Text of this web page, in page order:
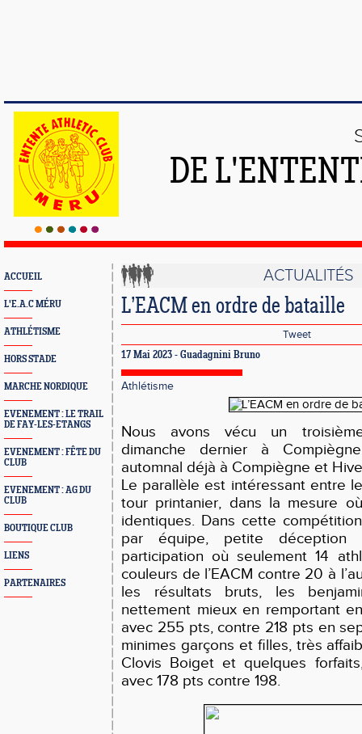
DE
ACCUEIL
L'E.A.C MÉRU
ATHLÉTISME
HORS STADE
MARCHE NORDIQUE
EVENEMENT : LE TRAIL
DE FAY-LES-ETANGS
EVENEMENT : FÊTE DU
CLUB
EVENEMENT : AG DU
CLUB
BOUTIQUE CLUB
LIENS
PARTENAIRES
ACTUALITÉS
L’EACM en ordre de bataille
Tweet
17 Mai 2023 - Guadagnini Bruno
Athlétisme
Nous avons vécu un
dimanche dernier à
automnal déjà à Compiègne et
Le parallèle est intéressant entre
tour printanier, dans la mesure
identiques. Dans cette
par équipe, petite
participation où seulement 14
couleurs de l’EACM contre 20 à
les résultats bruts, les
nettement mieux en remportant
avec 255 pts, contre 218 pts en
minimes garçons et filles, très
Clovis Boiget et quelques
avec 178 pts contre 198.